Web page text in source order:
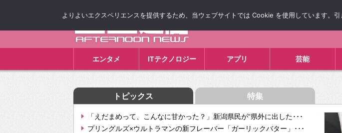
エンタメ ITテクノロジー アプリ 芸能
トピックス 特集
「えだまめって、こんなに甘かった？」新潟県民が“県外に出した･･･
プリングルズ×ウルトラマンの新フレーバー「ガーリックバター」･･･
よりよいエクスペリエンスを提供するため、当ウェブサイトでは Cookie を使用しています。